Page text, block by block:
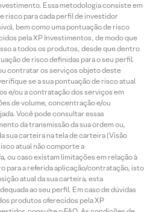
Essa metodologia consiste em
risco para cada perfil de investidor
bem como uma pontuação de risco
pela XP Investimentos, de modo que
a todos os produtos, desde que dentro
de risco definidas para o seu perfil.
contratar os serviços objeto deste
se a sua pontuação de risco atual
e/ou a contratação dos serviços em
de volume, concentração e/ou
Você pode consultar essas
da transmissão da sua ordem ou,
sua carteira na tela de carteira (Visão
atual não comporte a
ou caso existam limitações em relação à
para a referida aplicação/contratação, isto
atual da sua carteira, esta
ao seu perfil. Em caso de dúvidas
produtos oferecidos pela XP